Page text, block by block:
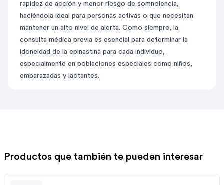
rapidez de acción y menor riesgo de somnolencia,
haciéndola ideal para personas activas o que necesitan
mantener un alto nivel de alerta. Como siempre, la
consulta médica previa es esencial para determinar la
idoneidad de la epinastina para cada individuo,
especialmente en poblaciones especiales como niños,
embarazadas y lactantes.
Productos que también te pueden interesar